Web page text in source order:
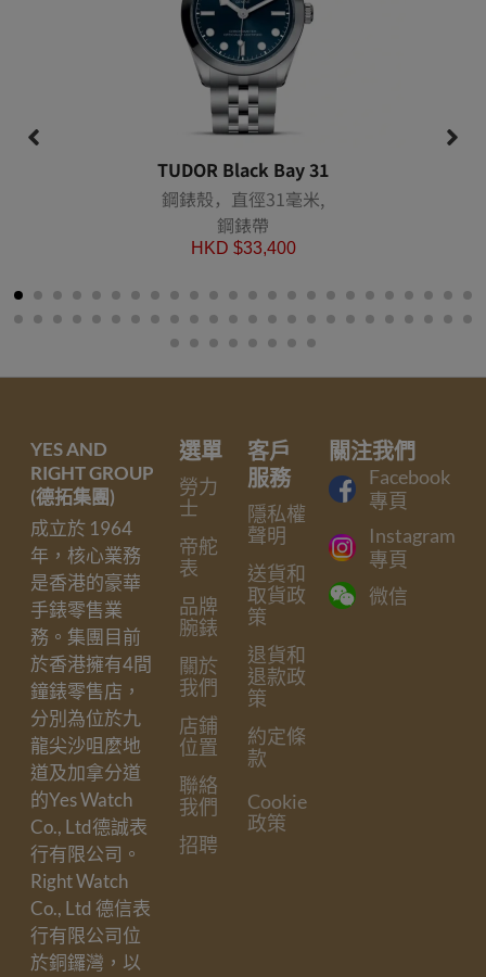
TUDOR Black Bay 31
鋼錶殼，直徑31毫米,
鋼錶帶
HKD $33,400
選單
勞力
士
帝舵
表
品牌
腕錶
關於
我們
店鋪
位置
聯絡
我們
招聘
客戶
服務
隱私權
聲明
送貨和
取貨政
策
退貨和
退款政
策
約定條
款
Cookie
政策
關注我們
Facebook
專頁
Instagram
專頁
微信
YES AND
RIGHT GROUP
(德拓集團)
成立於 1964
年，核心業務
是香港的豪華
手錶零售業
務。集團目前
於香港擁有4間
鐘錶零售店，
分別為位於九
龍尖沙咀麼地
道及加拿分道
的Yes Watch
Co., Ltd德誠表
行有限公司。
Right Watch
Co., Ltd 德信表
行有限公司位
於銅鑼灣，以